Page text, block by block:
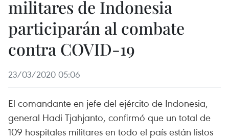
militares de Indonesia
participarán al combate
contra COVID-19
23/03/2020 05:06
El comandante en jefe del ejército de Indonesia,
general Hadi Tjahjanto, confirmó que un total de
109 hospitales militares en todo el país están listos